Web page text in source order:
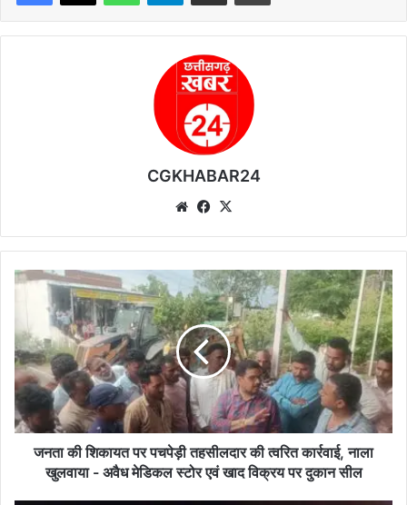
CGKHABAR24
We
te
Fa
bo
ok
ज
की
शि
का
य
त
प
जनता की शिकायत पर पचपेड़ी तहसीलदार की त्वरित कार्रवाई, नाला
खुलवाया - अवैध मेडिकल स्टोर एवं खाद विक्रय पर दुकान सील